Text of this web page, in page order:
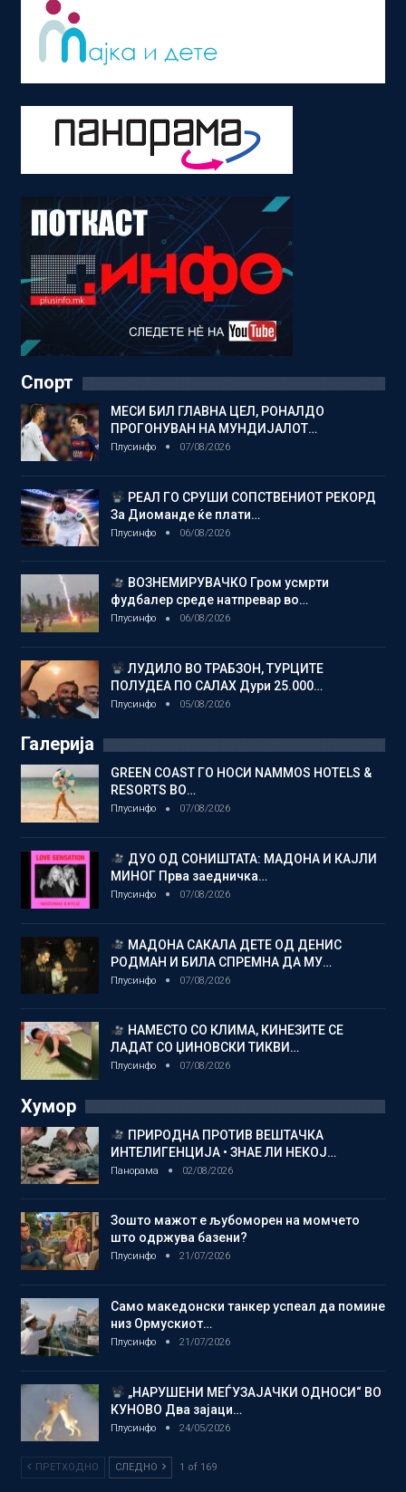
Спорт
МЕСИ БИЛ ГЛАВНА ЦЕЛ, РОНАЛДО
ПРОГОНУВАН НА МУНДИЈАЛОТ…
Плусинфо 07/08/2026
РЕАЛ ГО СРУШИ СОПСТВЕНИОТ РЕКОРД
За Диоманде ќе плати…
Плусинфо 06/08/2026
ВОЗНЕМИРУВАЧКО Гром усмрти
фудбалер среде натпревар во…
Плусинфо 06/08/2026
ЛУДИЛО ВО ТРАБЗОН, ТУРЦИТЕ
ПОЛУДЕА ПО САЛАХ Дури 25.000…
Плусинфо 05/08/2026
Галерија
GREEN COAST ГО НОСИ NAMMOS HOTELS &
RESORTS ВО…
Плусинфо 07/08/2026
ДУО ОД СОНИШТАТА: МАДОНА И КАЈЛИ
МИНОГ Прва заедничка…
Плусинфо 07/08/2026
МАДОНА САКАЛА ДЕТЕ ОД ДЕНИС
РОДМАН И БИЛА СПРЕМНА ДА МУ…
Плусинфо 07/08/2026
НАМЕСТО СО КЛИМА, КИНЕЗИТЕ СЕ
ЛАДАТ СО ЏИНОВСКИ ТИКВИ…
Плусинфо 07/08/2026
Хумор
ПРИРОДНА ПРОТИВ ВЕШТАЧКА
ИНТЕЛИГЕНЦИЈА • ЗНАЕ ЛИ НЕКОЈ…
Панорама 02/08/2026
Зошто мажот е љубоморен на момчето
што одржува базени?
Плусинфо 21/07/2026
Само македонски танкер успеал да помине
низ Ормускиот…
Плусинфо 21/07/2026
„НАРУШЕНИ МЕЃУЗАЈАЧКИ ОДНОСИ“ ВО
КУНОВО Два зајаци…
Плусинфо 24/05/2026
ПРЕТХОДНО СЛЕДНО 1 of 169